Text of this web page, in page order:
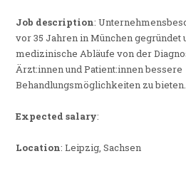
Job description:
vor 35 Jahren in München gegründet
medizinische Abläufe von der
Ärzt:innen und Patient:innen bessere
Behandlungsmöglichkeiten zu
Expected salary:
Location: Leipzig, Sachsen